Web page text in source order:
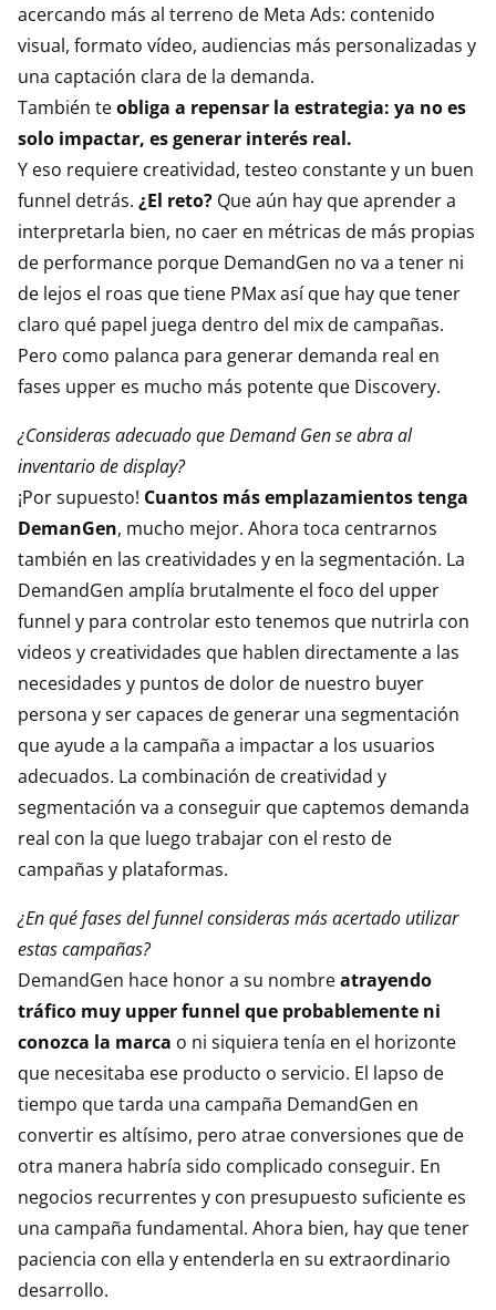
acercando más al terreno de Meta Ads: contenido
visual, formato vídeo, audiencias más personalizadas y
una captación clara de la demanda.
También teobliga a repensar la estrategia: ya no es
solo impactar, es generar interés real.
Y eso requiere creatividad, testeo constante y un buen
funnel detrás. ¿El reto? Que aún hay que aprender a
interpretarla bien, no caer en métricas de más propias
de performance porque DemandGen no va a tener ni
de lejos el roas que tiene PMax así que hay que tener
claro qué papel juega dentro del mix de campañas.
Pero como palanca para generar demanda real en
fases upper es mucho más potente que Discovery.
¿Consideras adecuado que Demand Gen se abra al
inventario de display?
¡Por supuesto! Cuantos más emplazamientos tenga
DemanGen, mucho mejor. Ahora toca centrarnos
también en las creatividades y en la segmentación. La
DemandGen amplía brutalmente el foco del upper
funnel y para controlar esto tenemos que nutrirla con
videos y creatividades que hablen directamente a las
necesidades y puntos de dolor de nuestro buyer
persona y ser capaces de generar una segmentación
que ayude a la campaña a impactar a los usuarios
adecuados. La combinación de creatividad y
segmentación va a conseguir que captemos demanda
real con la que luego trabajar con el resto de
campañas y plataformas.
¿En qué fases del funnel consideras más acertado utilizar
estas campañas?
DemandGen hace honor a su nombreatrayendo
tráfico muy upper funnel que probablemente ni
conozca la marca o ni siquiera tenía en el horizonte
que necesitaba ese producto o servicio. El lapso de
tiempo que tarda una campaña DemandGen en
convertir es altísimo, pero atrae conversiones que de
otra manera habría sido complicado conseguir. En
negocios recurrentes y con presupuesto suficiente es
una campaña fundamental. Ahora bien, hay que tener
paciencia con ella y entenderla en su extraordinario
desarrollo.